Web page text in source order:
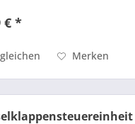
€ *
Merken